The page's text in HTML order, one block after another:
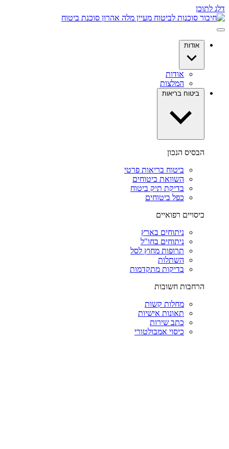
דלג לתוכן
אודות
אודות
המלצות
ביטוח בריאות
הבסיס הנכון
ביטוח בריאות פרטי
השוואת ביטוחים
בדיקת תיק ביטוח
כפל ביטוחים
כיסויים רפואיים
ניתוחים בארץ
ניתוחים בחו"ל
תרופות מחוץ לסל
השתלות
בדיקות מתקדמות
הרחבות חשובות
מחלות קשות
תאונות אישיות
כתב שירות
כיסוי אמבולטורי